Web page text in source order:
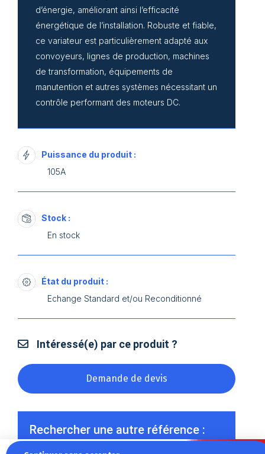
d’énergie, améliorant ainsi l’efficacité
énergétique de l’installation. Robuste et fiable,
ce variateur est particulièrement adapté aux
convoyeurs, lignes de production, machines
de transformation, équipements de
manutention et autres systèmes nécessitant un
contrôle performant des moteurs DC.
Puissance du produit :
105A
Stock :
En stock
État du produit :
Echange Standard et/ou Reconditionné
Intéressé(e) par ce produit ?
Demande de devis
Rechercher une autre référence :